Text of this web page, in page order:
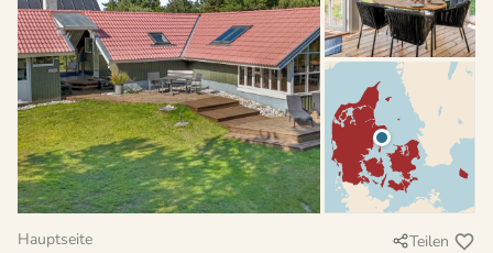
Hauptseite Teilen